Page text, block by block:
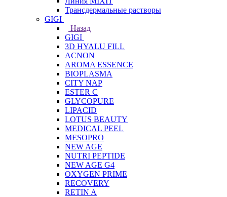
Трансдермальные растворы
GIGI
Назад
GIGI
3D HYALU FILL
ACNON
AROMA ESSENCE
BIOPLASMA
CITY NAP
ESTER C
GLYCOPURE
LIPACID
LOTUS BEAUTY
MEDICAL PEEL
MESOPRO
NEW AGE
NUTRI PEPTIDE
NEW AGE G4
OXYGEN PRIME
RECOVERY
RETIN A